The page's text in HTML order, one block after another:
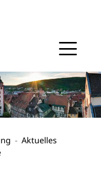
Aktuelles